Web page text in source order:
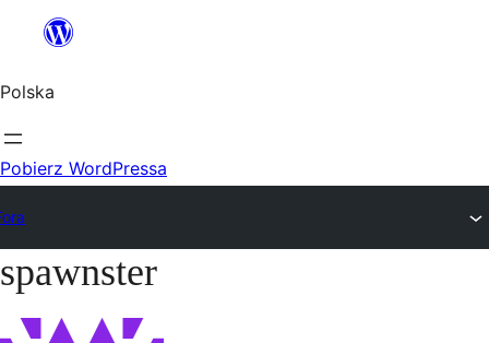
Przejdź
treści
Polska
Pobierz WordPressa
Przejdź
do
treści
spawnster